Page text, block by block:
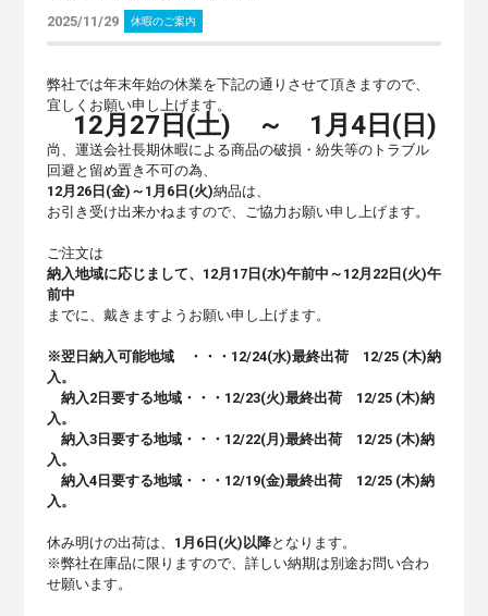
2025/11/29 休暇のご案内
弊社では年末年始の休業を下記の通りさせて頂きますので、
宜しくお願い申し上げます。
12月27日(土) ～ 1月4日(日)
尚、運送会社長期休暇による商品の破損・紛失等のトラブル
回避と留め置き不可の為、
12月 26日 (金) ～ 1 月6日 (火)納品は、
お引き受け出来かねますので、ご協力お願い申し上げます。
ご注文は
納入地域に応じまして、 12月 17日 (水)午前中～ 12月 22日 (火)午
前中
までに、戴きますようお願い申し上げます。
※翌日納入可能地域 ・・・ 12/24(水)最終出荷 12/25 (木)納
入。
納入2日要する地域・・・ 12/23(火)最終出荷 12/25 (木)納
入。
納入3日要する地域・・・ 12/22(月 )最終出荷 12/25 (木)納
入。
納入4日要する地域・・・ 12/19(金)最終出荷 12/25 (木)納
入。
休み明けの出荷は、 1 月6日 (火)以降となります。
※弊社在庫品に限りますので、詳しい納期は別途お問い合わ
せ願います。